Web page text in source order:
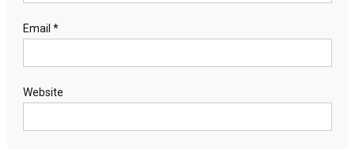
Email *
Website